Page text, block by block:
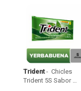
Trident - Chicles
Trident 5S Sabor